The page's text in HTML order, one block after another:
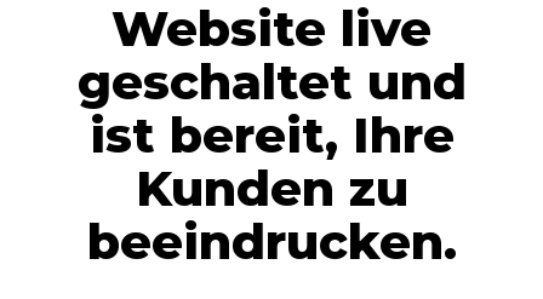
Website live
geschaltet und
ist bereit, Ihre
Kunden zu
beeindrucken.